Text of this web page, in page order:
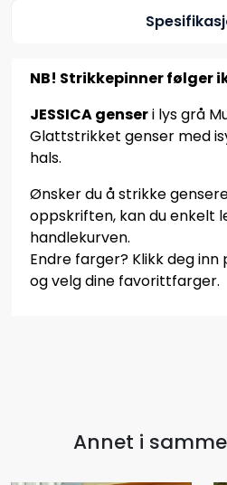
NB! Strikkepinner følger
JESSICA genseri lys grå
Glattstrikket genser med
hals.
Ønsker du å strikke
oppskriften, kan du enkelt
handlekurven.
Endre farger? Klikk deg
og velg dine favorittfarger.
Annet i